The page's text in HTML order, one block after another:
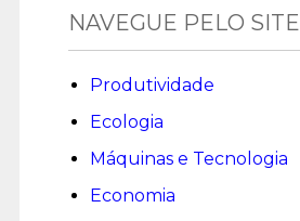
NAVEGUE PELO SITE
Produtividade
Ecologia
Máquinas e Tecnologia
Economia